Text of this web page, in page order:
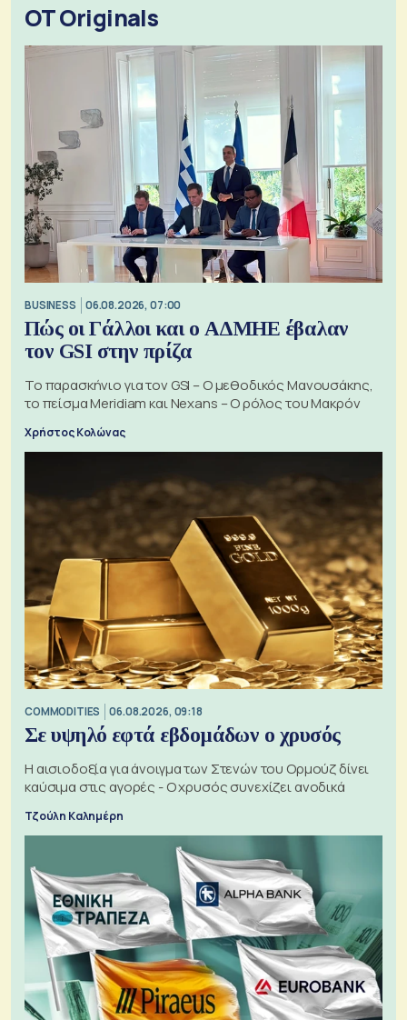
OT Originals
BUSINESS 06.08.2026, 07:00
Πώς οι Γάλλοι και ο ΑΔΜΗΕ έβαλαν
τον GSI στην πρίζα
Το παρασκήνιο για τον GSI – Ο μεθοδικός Μανουσάκης,
το πείσμα Meridiam και Nexans – Ο ρόλος του Μακρόν
Χρήστος Κολώνας
COMMODITIES 06.08.2026, 09:18
Σε υψηλό εφτά εβδομάδων ο χρυσός
Η αισιοδοξία για άνοιγμα των Στενών του Ορμούζ δίνει
καύσιμα στις αγορές - Ο χρυσός συνεχίζει ανοδικά
Τζούλη Καλημέρη